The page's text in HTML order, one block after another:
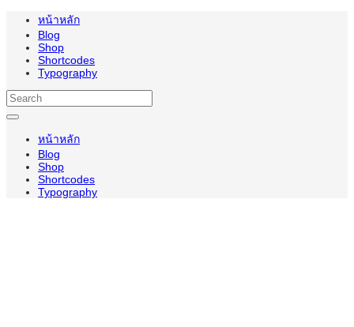
หน้าหลัก
Blog
Shop
Shortcodes
Typography
หน้าหลัก
Blog
Shop
Shortcodes
Typography